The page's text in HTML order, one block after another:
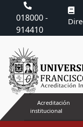
018000 -
914410
Acreditación
institucional